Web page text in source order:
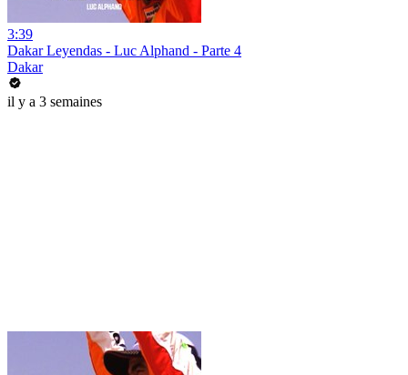
3:39
Dakar Leyendas - Luc Alphand - Parte 4
Dakar
il y a 3 semaines